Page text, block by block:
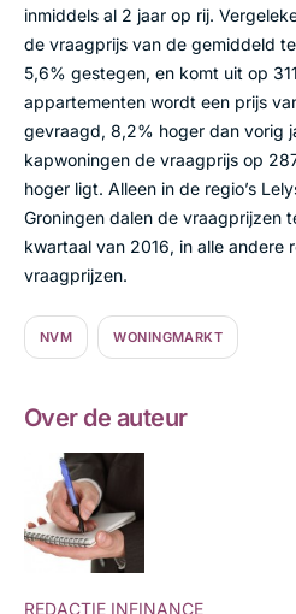
inmiddels al 2 jaar op rij.
de vraagprijs van de gemiddeld
5,6% gestegen, en komt uit op
appartementen wordt een prijs
gevraagd, 8,2% hoger dan vorig
kapwoningen de vraagprijs op
hoger ligt. Alleen in de regio’s
Groningen dalen de vraagprijzen
kwartaal van 2016, in alle andere
vraagprijzen.
NVM WONINGMARKT
Over de auteur
REDACTIE INFINANCE